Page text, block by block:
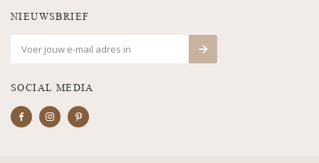
NIEUWSBRIEF
SOCIAL MEDIA